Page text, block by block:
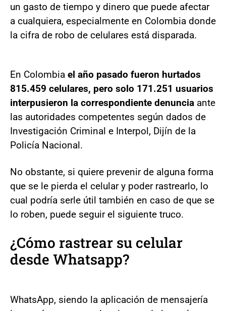
un gasto de tiempo y dinero que puede afectar
a cualquiera, especialmente en Colombia donde
la cifra de robo de celulares está disparada.
En Colombia el año pasado fueron hurtados
815.459 celulares, pero solo 171.251 usuarios
interpusieron la correspondiente denuncia ante
las autoridades competentes según dados de
Investigación Criminal e Interpol, Dijín de la
Policía Nacional.
No obstante, si quiere prevenir de alguna forma
que se le pierda el celular y poder rastrearlo, lo
cual podría serle útil también en caso de que se
lo roben, puede seguir el siguiente truco.
¿Cómo rastrear su celular
desde Whatsapp?
WhatsApp, siendo la aplicación de mensajería